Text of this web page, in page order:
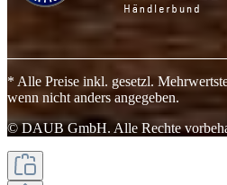
* Alle Preise inkl. gesetzl.
wenn nicht anders angegeben.
© DAUB GmbH. Alle Rechte